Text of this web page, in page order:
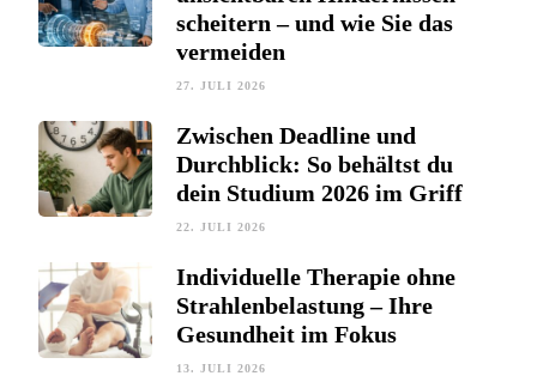
scheitern – und wie Sie das
vermeiden
27. JULI 2026
Zwischen Deadline und
Durchblick: So behältst du
dein Studium 2026 im Griff
22. JULI 2026
Individuelle Therapie ohne
Strahlenbelastung – Ihre
Gesundheit im Fokus
13. JULI 2026